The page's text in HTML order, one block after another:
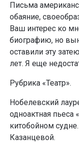
Письма
обаяние,
Ваш интерес ко
биографию, но
оставили эту
лет. Я еще
Рубрика «Театр».
Нобелевский
одноактная
китобойном
Казанцевой.